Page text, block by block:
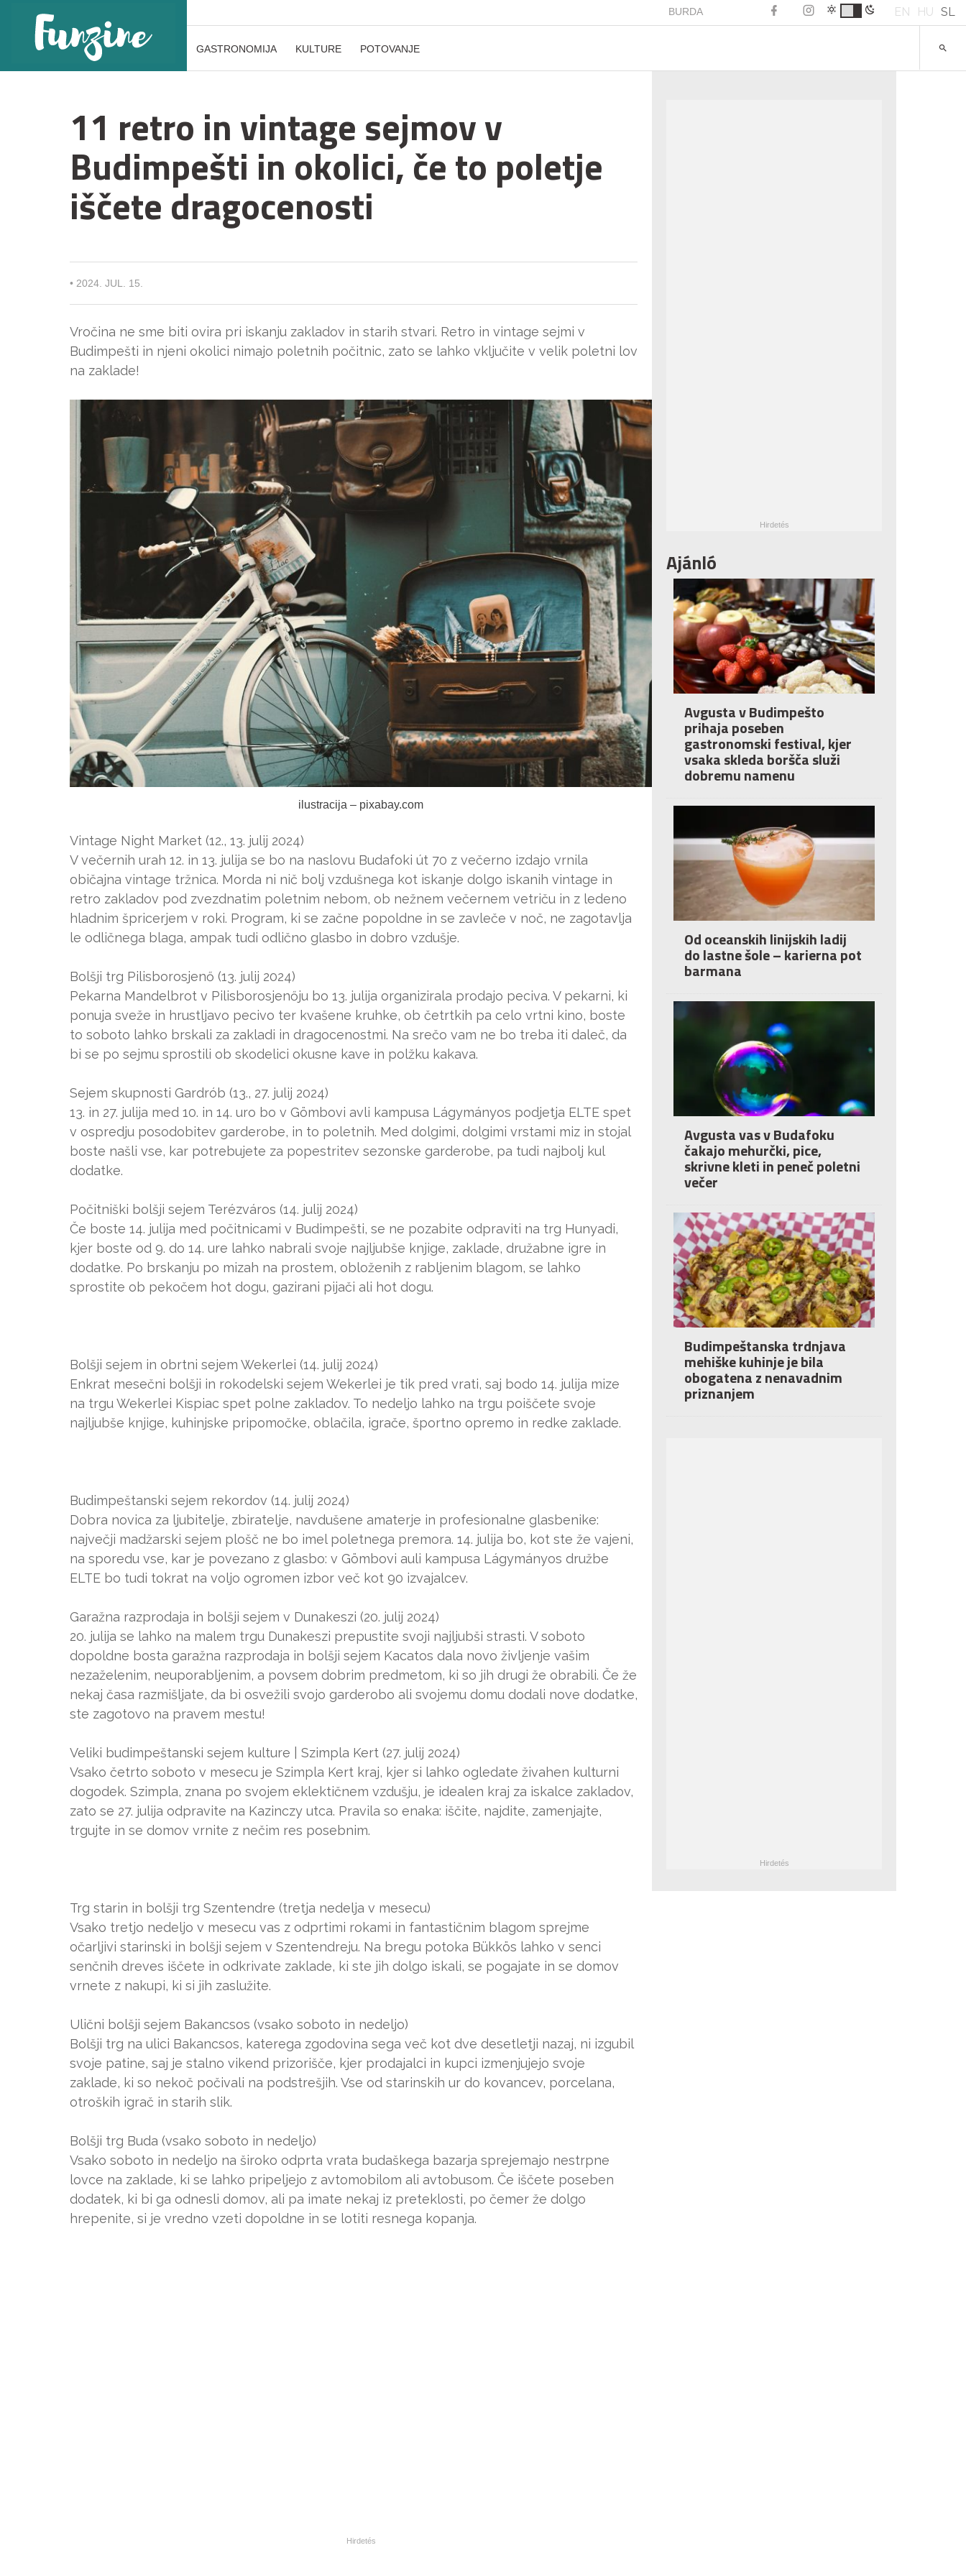
BURDA EN HU SL
GASTRONOMIJA KULTURE POTOVANJE
11 retro in vintage sejmov v
Budimpešti in okolici, če to poletje
iščete dragocenosti
• 2024. JUL. 15.
Vročina ne sme biti ovira pri iskanju zakladov in starih stvari. Retro in vintage sejmi v
Budimpešti in njeni okolici nimajo poletnih počitnic, zato se lahko vključite v velik poletni lov
na zaklade!
ilustracija – pixabay.com
Vintage Night Market (12., 13. julij 2024)
V večernih urah 12. in 13. julija se bo na naslovu Budafoki út 70 z večerno izdajo vrnila
običajna vintage tržnica. Morda ni nič bolj vzdušnega kot iskanje dolgo iskanih vintage in
retro zakladov pod zvezdnatim poletnim nebom, ob nežnem večernem vetriču in z ledeno
hladnim špricerjem v roki. Program, ki se začne popoldne in se zavleče v noč, ne zagotavlja
le odličnega blaga, ampak tudi odlično glasbo in dobro vzdušje.
Bolšji trg Pilisborosjenő (13. julij 2024)
Pekarna Mandelbrot v Pilisborosjenőju bo 13. julija organizirala prodajo peciva. V pekarni, ki
ponuja sveže in hrustljavo pecivo ter kvašene kruhke, ob četrtkih pa celo vrtni kino, boste
to soboto lahko brskali za zakladi in dragocenostmi. Na srečo vam ne bo treba iti daleč, da
bi se po sejmu sprostili ob skodelici okusne kave in polžku kakava.
Sejem skupnosti Gardrób (13., 27. julij 2024)
13. in 27. julija med 10. in 14. uro bo v Gömbovi avli kampusa Lágymányos podjetja ELTE spet
v ospredju posodobitev garderobe, in to poletnih. Med dolgimi, dolgimi vrstami miz in stojal
boste našli vse, kar potrebujete za popestritev sezonske garderobe, pa tudi najbolj kul
dodatke.
Počitniški bolšji sejem Terézváros (14. julij 2024)
Če boste 14. julija med počitnicami v Budimpešti, se ne pozabite odpraviti na trg Hunyadi,
kjer boste od 9. do 14. ure lahko nabrali svoje najljubše knjige, zaklade, družabne igre in
dodatke. Po brskanju po mizah na prostem, obloženih z rabljenim blagom, se lahko
sprostite ob pekočem hot dogu, gazirani pijači ali hot dogu.
Bolšji sejem in obrtni sejem Wekerlei (14. julij 2024)
Enkrat mesečni bolšji in rokodelski sejem Wekerlei je tik pred vrati, saj bodo 14. julija mize
na trgu Wekerlei Kispiac spet polne zakladov. To nedeljo lahko na trgu poiščete svoje
najljubše knjige, kuhinjske pripomočke, oblačila, igrače, športno opremo in redke zaklade.
Budimpeštanski sejem rekordov (14. julij 2024)
Dobra novica za ljubitelje, zbiratelje, navdušene amaterje in profesionalne glasbenike:
največji madžarski sejem plošč ne bo imel poletnega premora. 14. julija bo, kot ste že vajeni,
na sporedu vse, kar je povezano z glasbo: v Gömbovi auli kampusa Lágymányos družbe
ELTE bo tudi tokrat na voljo ogromen izbor več kot 90 izvajalcev.
Garažna razprodaja in bolšji sejem v Dunakeszi (20. julij 2024)
20. julija se lahko na malem trgu Dunakeszi prepustite svoji najljubši strasti. V soboto
dopoldne bosta garažna razprodaja in bolšji sejem Kacatos dala novo življenje vašim
nezaželenim, neuporabljenim, a povsem dobrim predmetom, ki so jih drugi že obrabili. Če že
nekaj časa razmišljate, da bi osvežili svojo garderobo ali svojemu domu dodali nove dodatke,
ste zagotovo na pravem mestu!
Veliki budimpeštanski sejem kulture | Szimpla Kert (27. julij 2024)
Vsako četrto soboto v mesecu je Szimpla Kert kraj, kjer si lahko ogledate živahen kulturni
dogodek. Szimpla, znana po svojem eklektičnem vzdušju, je idealen kraj za iskalce zakladov,
zato se 27. julija odpravite na Kazinczy utca. Pravila so enaka: iščite, najdite, zamenjajte,
trgujte in se domov vrnite z nečim res posebnim.
Trg starin in bolšji trg Szentendre (tretja nedelja v mesecu)
Vsako tretjo nedeljo v mesecu vas z odprtimi rokami in fantastičnim blagom sprejme
očarljivi starinski in bolšji sejem v Szentendreju. Na bregu potoka Bükkös lahko v senci
senčnih dreves iščete in odkrivate zaklade, ki ste jih dolgo iskali, se pogajate in se domov
vrnete z nakupi, ki si jih zaslužite.
Ulični bolšji sejem Bakancsos (vsako soboto in nedeljo)
Bolšji trg na ulici Bakancsos, katerega zgodovina sega več kot dve desetletji nazaj, ni izgubil
svoje patine, saj je stalno vikend prizorišče, kjer prodajalci in kupci izmenjujejo svoje
zaklade, ki so nekoč počivali na podstrešjih. Vse od starinskih ur do kovancev, porcelana,
otroških igrač in starih slik.
Bolšji trg Buda (vsako soboto in nedeljo)
Vsako soboto in nedeljo na široko odprta vrata budaškega bazarja sprejemajo nestrpne
lovce na zaklade, ki se lahko pripeljejo z avtomobilom ali avtobusom. Če iščete poseben
dodatek, ki bi ga odnesli domov, ali pa imate nekaj iz preteklosti, po čemer že dolgo
hrepenite, si je vredno vzeti dopoldne in se lotiti resnega kopanja.
Ajánló
Avgusta v Budimpešto
prihaja poseben
gastronomski festival, kjer
vsaka skleda boršča služi
dobremu namenu
Od oceanskih linijskih ladij
do lastne šole – karierna pot
barmana
Avgusta vas v Budafoku
čakajo mehurčki, pice,
skrivne kleti in peneč poletni
večer
Budimpeštanska trdnjava
mehiške kuhinje je bila
obogatena z nenavadnim
priznanjem